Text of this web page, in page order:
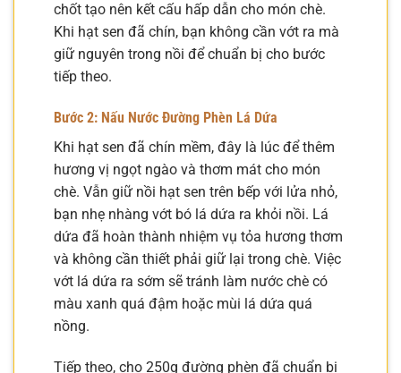
chốt tạo nên kết cấu hấp dẫn cho món chè.
Khi hạt sen đã chín, bạn không cần vớt ra mà
giữ nguyên trong nồi để chuẩn bị cho bước
tiếp theo.
Bước 2: Nấu Nước Đường Phèn Lá Dứa
Khi hạt sen đã chín mềm, đây là lúc để thêm
hương vị ngọt ngào và thơm mát cho món
chè. Vẫn giữ nồi hạt sen trên bếp với lửa nhỏ,
bạn nhẹ nhàng vớt bó lá dứa ra khỏi nồi. Lá
dứa đã hoàn thành nhiệm vụ tỏa hương thơm
và không cần thiết phải giữ lại trong chè. Việc
vớt lá dứa ra sớm sẽ tránh làm nước chè có
màu xanh quá đậm hoặc mùi lá dứa quá
nồng.
Tiếp theo, cho 250g đường phèn đã chuẩn bị